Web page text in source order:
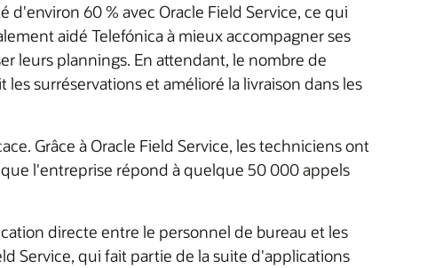
d'environ 60 % avec Oracle Field Service, ce qui
aidé Telefónica à mieux accompagner ses
leurs plannings. En attendant, le nombre de
surréservations et amélioré la livraison dans les
Grâce à Oracle Field Service, les techniciens ont
l'entreprise répond à quelque 50 000 appels
directe entre le personnel de bureau et les
Service, qui fait partie de la suite d'applications